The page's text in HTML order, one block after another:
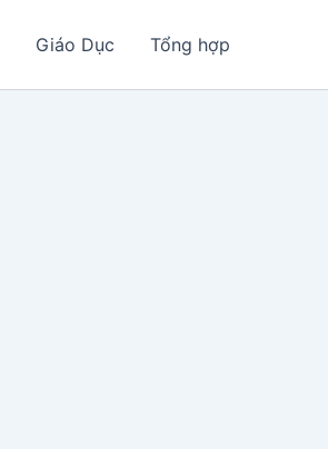
Giáo Dục Tổng hợp